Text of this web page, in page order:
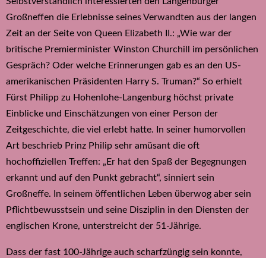
Großneffen die Erlebnisse seines Verwandten aus der langen
Zeit an der Seite von Queen Elizabeth II.: „Wie war der
britische Premierminister Winston Churchill im persönlichen
Gespräch? Oder welche Erinnerungen gab es an den US-
amerikanischen Präsidenten Harry S. Truman?“ So erhielt
Fürst Philipp zu Hohenlohe-Langenburg höchst private
Einblicke und Einschätzungen von einer Person der
Zeitgeschichte, die viel erlebt hatte. In seiner humorvollen
Art beschrieb Prinz Philip sehr amüsant die oft
hochoffiziellen Treffen: „Er hat den Spaß der Begegnungen
erkannt und auf den Punkt gebracht“, sinniert sein
Großneffe. In seinem öffentlichen Leben überwog aber sein
Pflichtbewusstsein und seine Disziplin in den Diensten der
englischen Krone, unterstreicht der 51-Jährige.
Dass der fast 100-Jährige auch scharfzüngig sein konnte,